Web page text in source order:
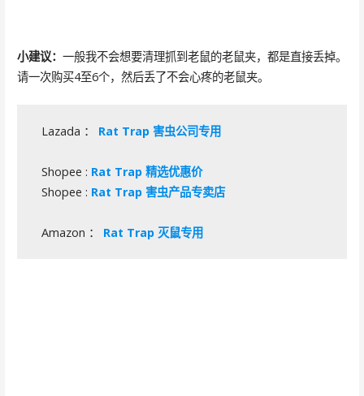
小建议： 一般我不会想要清理抓到老鼠的老鼠夹，都是直接丢掉。
请一次购买4至6个，然后丢了不会心疼的老鼠夹。
Lazada ： Rat Trap 害虫公司专用
Shopee : Rat Trap 精选优惠价
Shopee : Rat Trap 害虫产品专卖店
Amazon ： Rat Trap 灭鼠专用